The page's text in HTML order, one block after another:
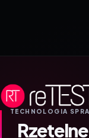
TECHNOLOGIA